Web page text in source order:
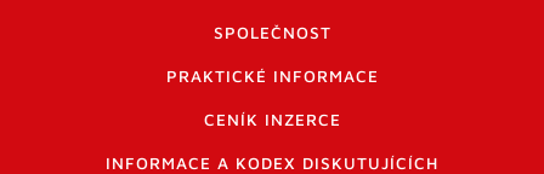
SPOLEČNOST
PRAKTICKÉ INFORMACE
CENÍK INZERCE
INFORMACE A KODEX DISKUTUJÍCÍCH